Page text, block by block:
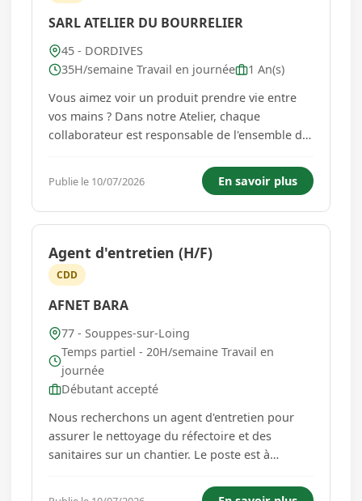
SARL ATELIER DU BOURRELIER
45 - DORDIVES
35H/semaine Travail en journée
1 An(s)
Vous aimez voir un produit prendre vie entre
vos mains ? Dans notre Atelier, chaque
collaborateur est responsable de l'ensemble de
contrôle qualité final, en passant par la
préparation, l'assemblage, les finitions et la
couture. Nos productions sont ...
Publie le 10/07/2026 En savoir plus
Agent d'entretien (H/F)
CDD
AFNET BARA
77 - Souppes-sur-Loing
Temps partiel - 20H/semaine Travail en
journée
Débutant accepté
Nous recherchons un agent d'entretien pour
assurer le nettoyage du réfectoire et des
sanitaires sur un chantier. Le poste est à